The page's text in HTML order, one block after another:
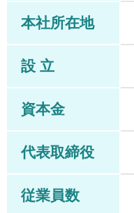
本社所在地
設 立
資本金
代表取締役
従業員数